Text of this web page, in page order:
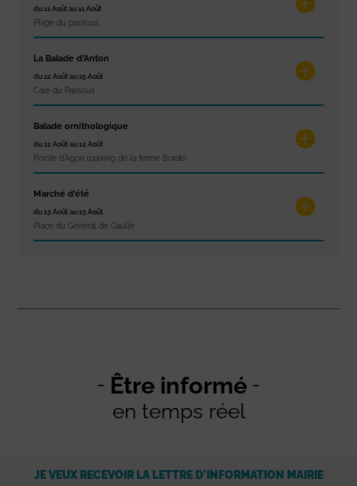
du 11 Août au 11 Août
Plage du passous
La Balade d’Anton
du 12 Août au 15 Août
Cale du Passous
Balade ornithologique
du 12 Août au 12 Août
Pointe d'Agon (parking de la ferme Borde)
Marché d’été
du 13 Août au 13 Août
Place du Général de Gaulle
Être informé
en temps réel
JE VEUX RECEVOIR LA LETTRE D'INFORMATION MAIRIE